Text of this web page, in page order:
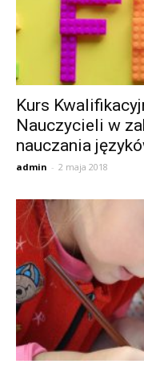
Kurs
Nauczycieli w
nauczania
admin - 2 maja 2018